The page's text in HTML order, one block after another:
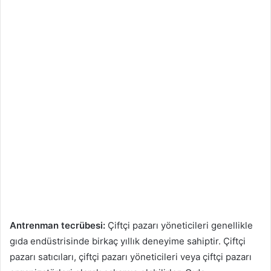
Antrenman tecrübesi: Çiftçi pazarı yöneticileri genellikle
gıda endüstrisinde birkaç yıllık deneyime sahiptir. Çiftçi
pazarı satıcıları, çiftçi pazarı yöneticileri veya çiftçi pazarı